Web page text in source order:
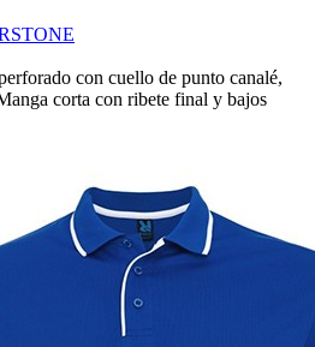
con cuello de punto canalé,
corta con ribete final y bajos